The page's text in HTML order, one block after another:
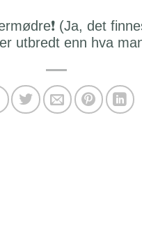
(Ja, det
utbredt enn hva